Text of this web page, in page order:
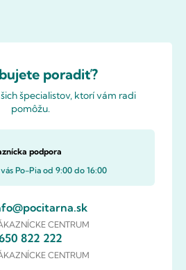
poradiť?
špecialistov, ktorí vám radi
pomôžu.
podpora
Po-Pia od 9:00 do 16:00
CENTRUM
822 222
CENTRUM